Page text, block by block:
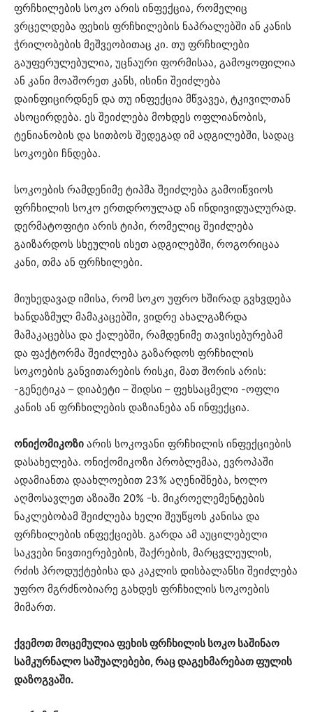
ფრჩხილების სოკო არის ინფექცია, რომელიც
ვრცელდება ფეხის ფრჩხილების ნაპრალებში ან კანის
ჭრილობების მეშვეობითაც კი. თუ ფრჩხილები
გაუფერულებულია, უცნაური ფორმისაა, გამოყოფილია
ან კანი მოაშორეთ კანს, ისინი შეიძლება
დაინფიცირდნენ და თუ ინფექცია მწვავეა, ტკივილთან
ასოცირდება. ეს შეიძლება მოხდეს ოფლიანობის,
ტენიანობის და სითბოს შედეგად იმ ადგილებში, სადაც
სოკოები ჩნდება.
სოკოების რამდენიმე ტიპმა შეიძლება გამოიწვიოს
ფრჩხილის სოკო ერთდროულად ან ინდივიდუალურად.
დერმატოფიტი არის ტიპი, რომელიც შეიძლება
გაიზარდოს სხეულის ისეთ ადგილებში, როგორიცაა
კანი, თმა ან ფრჩხილები.
მიუხედავად იმისა, რომ სოკო უფრო ხშირად გვხვდება
ხანდაზმულ მამაკაცებში, ვიდრე ახალგაზრდა
მამაკაცებსა და ქალებში, რამდენიმე თავისებურებამ
და ფაქტორმა შეიძლება გაზარდოს ფრჩხილის
სოკოების განვითარების რისკი, მათ შორის არის:
-გენეტიკა – დიაბეტი – შიდსი – ფეხსაცმელი -ოფლი
კანის ან ფრჩხილების დაზიანება ან ინფექცია.
ონიქომიკოზი არის სოკოვანი ფრჩხილის ინფექციების
დასახელება. ონიქომიკოზი პრობლემაა, ევროპაში
ადამიანთა დაახლოებით 23% აღენიშნება, ხოლო
აღმოსავლეთ აზიაში 20% -ს. მიკროელემენტების
ნაკლებობამ შეიძლება ხელი შეუწყოს კანისა და
ფრჩხილების ინფექციებს. გარდა ამ აუცილებელი
საკვები ნივთიერებების, შაქრების, მარცვლეულის,
რძის პროდუქტებისა და კაკლის დისბალანსი შეიძლება
უფრო მგრძნობიარე გახდეს ფრჩხილის სოკოების
მიმართ.
ქვემოთ მოცემულია ფეხის ფრჩხილის სოკო საშინაო
სამკურნალო საშუალებები, რაც დაგეხმარებათ ფულის
დაზოგვაში.